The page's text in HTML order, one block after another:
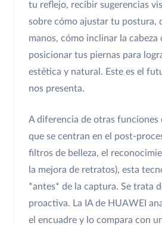
tu reflejo, recibir sugerencias
sobre cómo ajustar tu postura,
manos, cómo inclinar la cabeza
posicionar tus piernas para
estética y natural. Este es el
nos presenta.
A diferencia de otras funciones
que se centran en el post-
filtros de belleza, el
la mejora de retratos), esta
*antes* de la captura. Se trata
proactiva. La IA de HUAWEI
el encuadre y lo compara con